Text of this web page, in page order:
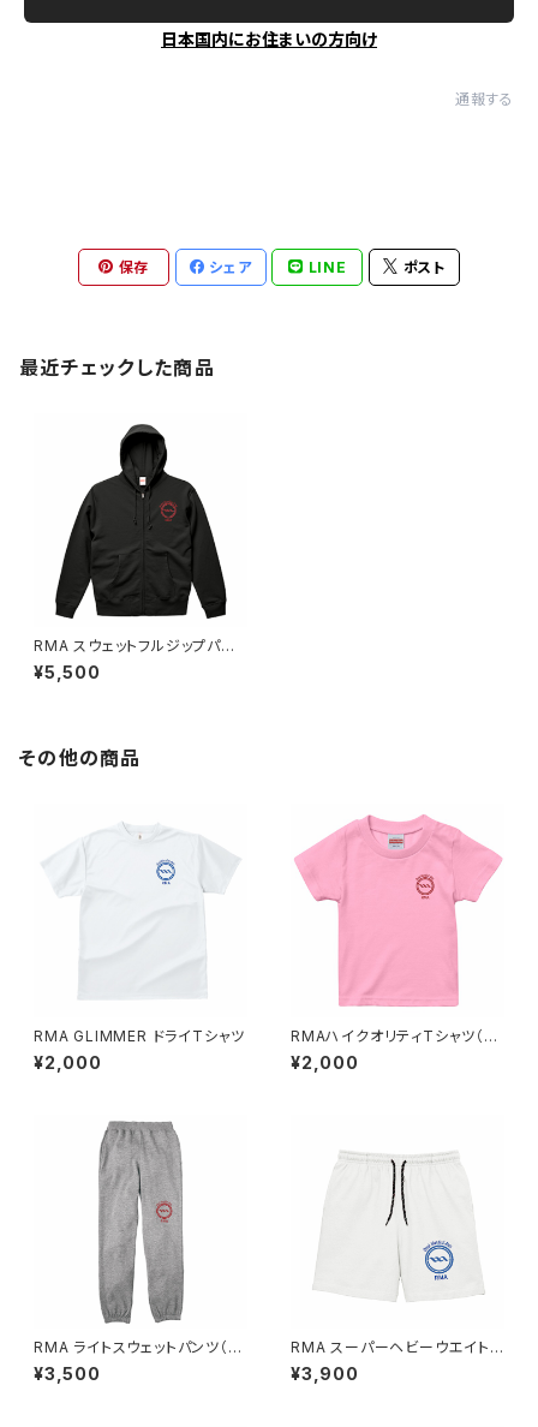
日本国内にお住まいの方向け
通報する
保存 シェア LINE ポスト
最近チェックした商品
RMA スウェットフルジップパー
カー
¥5,500
その他の商品
RMA GLIMMER ドライTシャツ
¥2,000
RMAハイクオリティTシャツ（キ
ッズ）
¥2,000
RMA ライトスウェットパンツ（キ
ッズ）
¥3,500
RMA スーパーヘビーウエイト
ハーフパンツ
¥3,900